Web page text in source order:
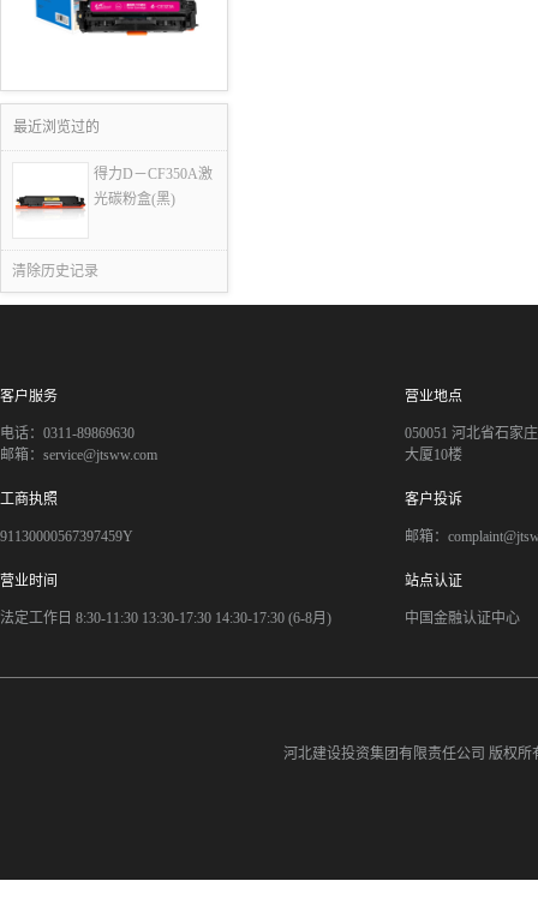
最近浏览过的
得力D－CF350A激
光碳粉盒(黑)
清除历史记录
客户服务
电话：0311-89869630
邮箱：service@jtsww.com
营业地点
050051 河北省石家
大厦10楼
工商执照
91130000567397459Y
客户投诉
邮箱：
营业时间
法定工作日 8:30-11:30 13:30-17:30 14:30-17:30 (6-8月)
站点认证
中国金融认证中心
河北建设投资集团有限责任公司 版权所